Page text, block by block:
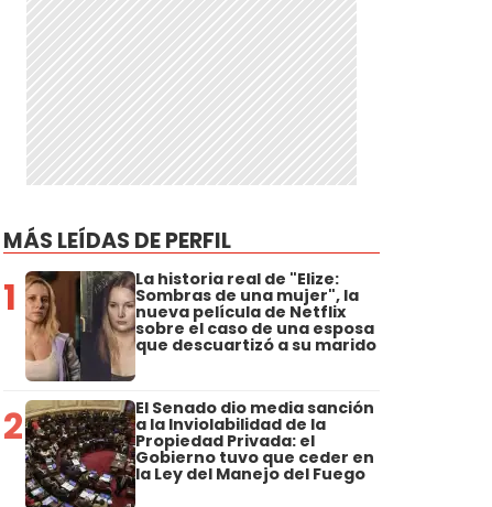
MÁS LEÍDAS DE PERFIL
1 La historia real de "Elize:
Sombras de una mujer", la
nueva película de Netflix
sobre el caso de una esposa
que descuartizó a su marido
2 El Senado dio media sanción
a la Inviolabilidad de la
Propiedad Privada: el
Gobierno tuvo que ceder en
la Ley del Manejo del Fuego